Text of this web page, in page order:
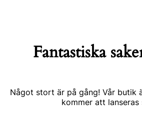
Fantastiska
Något stort är på gång! Vår butik
kommer att lanseras